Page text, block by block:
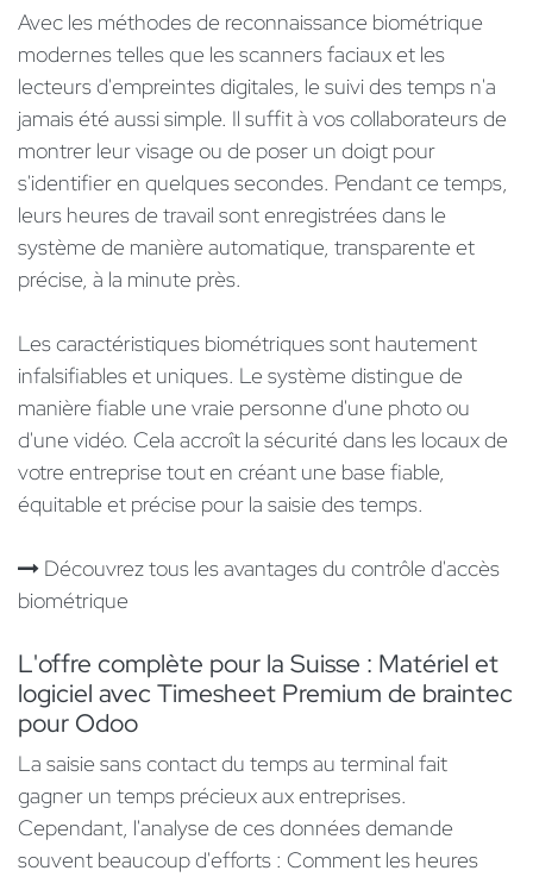
Avec les méthodes de reconnaissance biométrique
modernes telles que les scanners faciaux et les
lecteurs d'empreintes digitales, le suivi des temps n'a
jamais été aussi simple. Il suffit à vos collaborateurs de
montrer leur visage ou de poser un doigt pour
s'identifier en quelques secondes. Pendant ce temps,
leurs heures de travail sont enregistrées dans le
système de manière automatique, transparente et
précise, à la minute près.
Les caractéristiques biométriques sont hautement
infalsifiables et uniques. Le système distingue de
manière fiable une vraie personne d'une photo ou
d'une vidéo. Cela accroît la sécurité dans les locaux de
votre entreprise tout en créant une base fiable,
équitable et précise pour la saisie des temps.
Découvrez tous les avantages du contrôle d'accès
biométrique
L'offre complète pour la Suisse : Matériel et
logiciel avec Timesheet Premium de braintec
pour Odoo
La saisie sans contact du temps au terminal fait
gagner un temps précieux aux entreprises.
Cependant, l'analyse de ces données demande
souvent beaucoup d'efforts : Comment les heures